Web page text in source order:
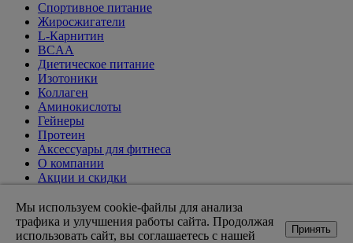
Спортивное питание
Жиросжигатели
L-Карнитин
BCAA
Диетическое питание
Изотоники
Коллаген
Аминокислоты
Гейнеры
Протеин
Аксессуары для фитнеса
О компании
Акции и скидки
Доставка и оплата
Оптовикам
Статьи
Мы используем cookie-файлы для анализа
трафика и улучшения работы сайта. Продолжая
использовать сайт, вы соглашаетесь с нашей
Принять